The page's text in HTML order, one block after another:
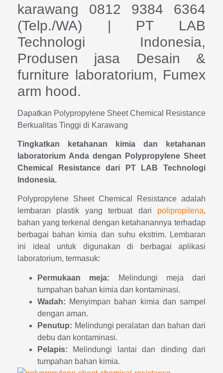
karawang 0812 9384 6364
(Telp./WA) | PT LAB
Technologi Indonesia,
Produsen jasa Desain &
furniture laboratorium, Fumex
arm hood.
Dapatkan Polypropylene Sheet Chemical Resistance
Berkualitas Tinggi di Karawang
Tingkatkan ketahanan kimia dan ketahanan
laboratorium Anda dengan Polypropylene Sheet
Chemical Resistance dari PT LAB Technologi
Indonesia.
Polypropylene Sheet Chemical Resistance adalah
lembaran plastik yang terbuat dari polipropilena,
bahan yang terkenal dengan ketahanannya terhadap
berbagai bahan kimia dan suhu ekstrim. Lembaran
ini ideal untuk digunakan di berbagai aplikasi
laboratorium, termasuk:
Permukaan meja: Melindungi meja dari
tumpahan bahan kimia dan kontaminasi.
Wadah: Menyimpan bahan kimia dan sampel
dengan aman.
Penutup: Melindungi peralatan dan bahan dari
debu dan kontaminasi.
Pelapis: Melindungi lantai dan dinding dari
tumpahan bahan kimia.